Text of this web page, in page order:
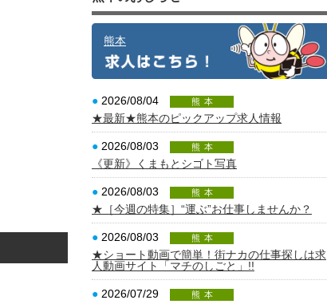
熊本
● 2026/08/04 熊本
★最新★熊本のピックアップ求人情報
● 2026/08/03 熊本
《更新》くまもとシゴト写真
● 2026/08/03 熊本
★［今週の特集］“運ぶ”お仕事しませんか？
● 2026/08/03 熊本
★ショート動画で簡単！街ナカの仕事探しは求
人動画サイト「マチのしごと」!!
● 2026/07/29 熊本